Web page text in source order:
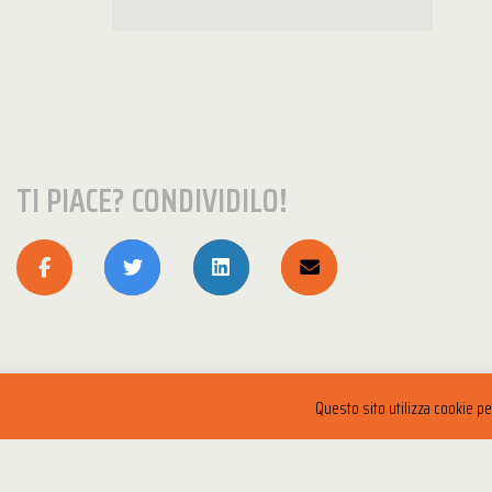
TI PIACE? CONDIVIDILO!
Questo sito utilizza cookie